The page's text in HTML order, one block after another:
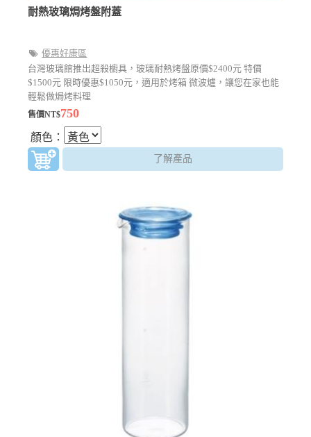
耐熱玻璃焗烤盤附蓋
優惠好康區
台灣玻璃館推出超殺櫥具，玻璃耐熱烤盤原價$2400元 特價
$1500元 限時優惠$1050元，適用於烤箱 微波爐，讓您在家也能
輕鬆做焗烤料理
售價NT$750
顏色：
了解產品